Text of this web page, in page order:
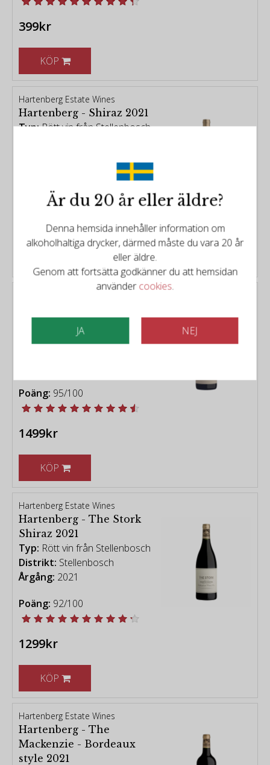
399kr
KÖP
Hartenberg Estate Wines
Hartenberg - Shiraz 2021
Typ:Rött vin från Stellenbosch
449kr
Rött vin från Stellenbosch
Poäng: 95/100
1499kr
KÖP
Hartenberg Estate Wines
Hartenberg - The Stork
Shiraz 2021
Typ: Rött vin från Stellenbosch
Distrikt: Stellenbosch
Årgång: 2021
Poäng: 92/100
1299kr
KÖP
Hartenberg Estate Wines
Hartenberg - The
Mackenzie - Bordeaux
style 2021
Är du 20 år eller äldre?
Denna hemsida innehåller information om
alkoholhaltiga drycker, därmed måste du vara 20 år
eller äldre.
Genom att fortsätta godkänner du att hemsidan
användercookies.
JA NEJ